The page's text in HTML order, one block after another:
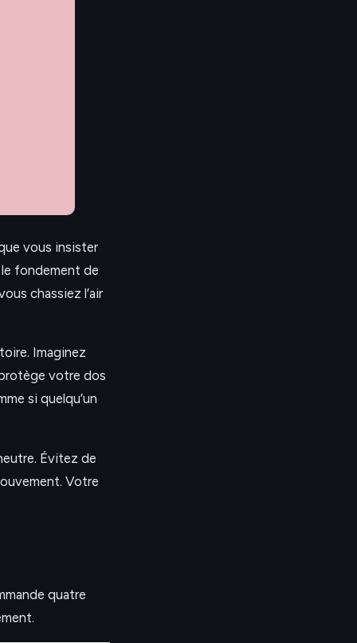
vous insister
fondement de
chassiez l’air
Imaginez
votre dos
si quelqu’un
Évitez de
Votre
quatre